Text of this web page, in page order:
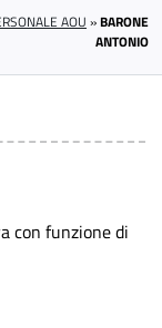
AOU »BARONE
ANTONIO
con funzione di